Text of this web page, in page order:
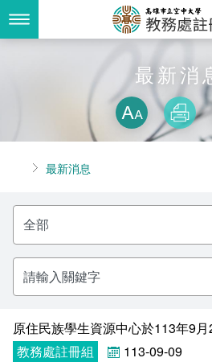
到
要
組織職掌
聯絡資訊
活動花絮
諮詢信箱
業務服務
法令規章
常見問答
相關連結
招生
招生特訊
入學
書表下載
回空大首頁
最新消
放大
列
首頁最新消息
分
類
名
稱
請
輸
入
關
字
原住民族學生資源中心於113年9
教務處註冊組
113-09-09